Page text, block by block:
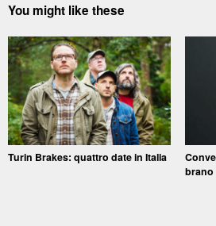
You might like these
Turin Brakes: quattro date in Italia
brano